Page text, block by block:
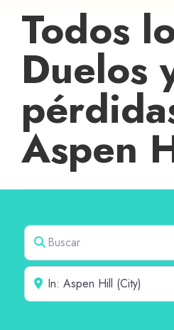
Todos
Duelos
Aspen
Buscar
Cerca de